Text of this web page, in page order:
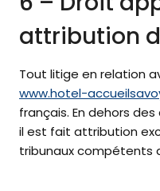
attribution
Tout litige en relation
www.hotel-
français. En dehors
il est fait attribution
tribunaux compétents